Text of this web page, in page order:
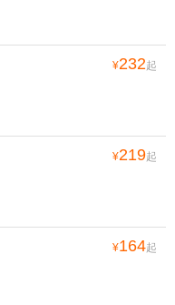
¥232起
¥219起
¥164起